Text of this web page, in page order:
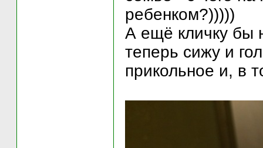
ребенком?)))))
А ещё кличку бы
теперь сижу и
прикольное и, в